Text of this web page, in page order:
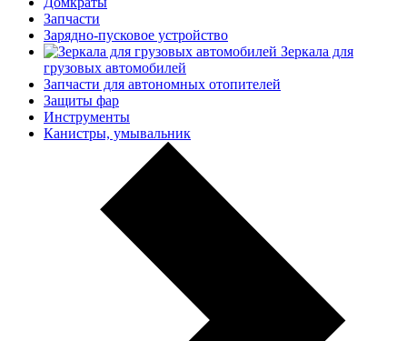
Запчасти
Зарядно-пусковое устройство
Зеркала для
грузовых автомобилей
Запчасти для автономных отопителей
Защиты фар
Инструменты
Канистры, умывальник